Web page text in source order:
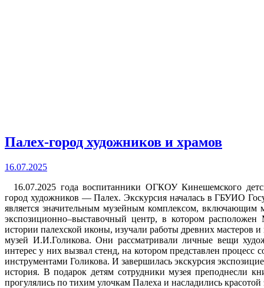
Палех-город художников и храмов
16.07.2025
16.07.2025 года воспитанники ОГКОУ Кинешемского
город художников — Палех. Экскурсия началась в ГБУИО
является значительным музейным комплексом, включающим
экспозиционно–выставочный центр, в котором
истории палехской иконы, изучали работы древних мастеров
музей И.И.Голикова. Они рассматривали личные вещи
интерес у них вызвал стенд, на котором представлен
инструментами Голикова. И завершилась экскурсия
история. В подарок детям сотрудники музея преподнесли
прогулялись по тихим улочкам Палеха и насладились красотой